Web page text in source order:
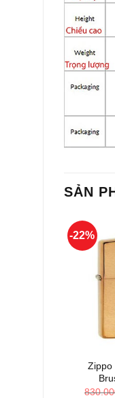
SẢN
-22%
Zippo